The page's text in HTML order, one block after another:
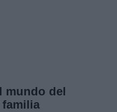
mundo del
familia